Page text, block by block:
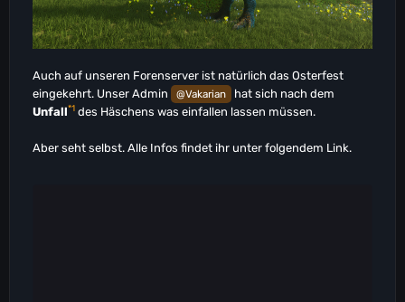
Auch auf unseren Forenserver ist natürlich das Osterfest
eingekehrt. Unser Admin
@Vakarian
hat sich nach dem
Unfall*1 des Häschens was einfallen lassen müssen.
Aber seht selbst. Alle Infos findet ihr unter folgendem Link.